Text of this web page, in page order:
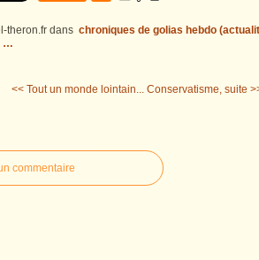
theron.fr dans chroniques de golias hebdo
…
<< Tout un monde lointain... Conservatisme, suite
commentaire